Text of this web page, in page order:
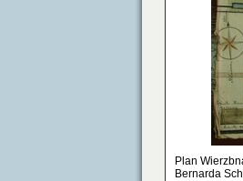
Plan
Bernarda